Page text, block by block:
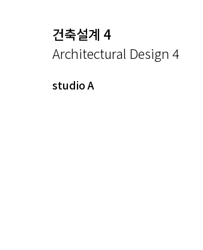
건축설계 4
Architectural Design 4
studio A